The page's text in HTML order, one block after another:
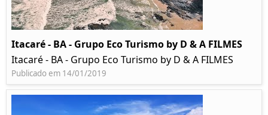
Itacaré - BA - Grupo Eco Turismo by D & A FILMES
Itacaré - BA - Grupo Eco Turismo by D & A FILMES
Publicado em 14/01/2019